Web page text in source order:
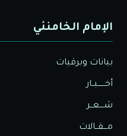
الإمام الخامنئي
بيانات وبرقيات
أخــــــبــار
شــــعــر
مـــقــالات